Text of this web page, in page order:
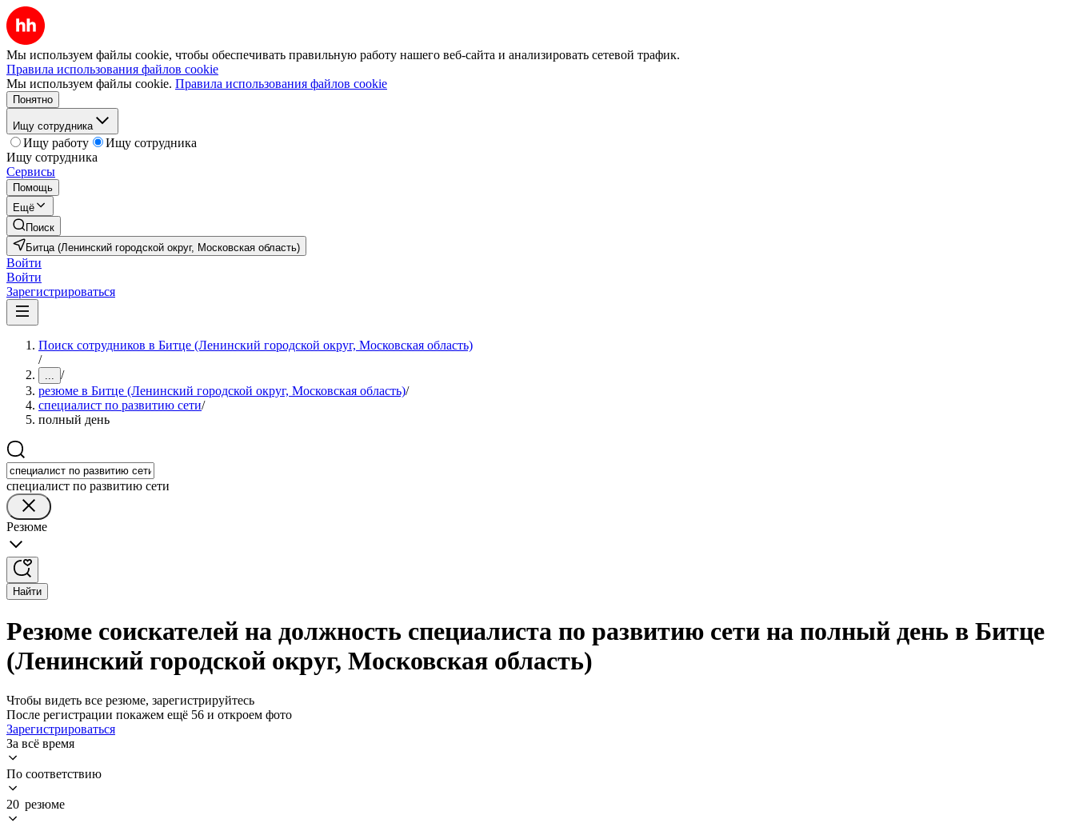
Мы используем файлы cookie, чтобы обеспечивать правильную работу нашего веб-сайта и анализировать сетевой трафик.
Правила использования файлов cookie
Мы используем файлы cookie. Правила использования файлов cookie
Понятно
Ищу сотрудника
Ищу работу
Ищу сотрудника
Ищу сотрудника
Сервисы
Помощь
Ещё
Поиск
Битца (Ленинский городской округ, Московская область)
Войти
Войти
Зарегистрироваться
Поиск сотрудников в Битце (Ленинский городской округ, Московская область)
/
... /
резюме в Битце (Ленинский городской округ, Московская область)/
специалист по развитию сети/
полный день
специалист по развитию сети
Резюме
Найти
Резюме соискателей на должность специалиста по развитию сети на полный день в Битце
(Ленинский городской округ, Московская область)
Чтобы видеть все резюме, зарегистрируйтесь
После регистрации покажем ещё 56 и откроем фото
Зарегистрироваться
За всё время
По соответствию
20 резюме